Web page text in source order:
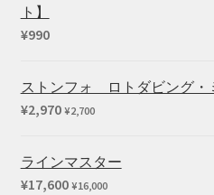
ト】
¥990
ストンフォ ロトダビング・
¥2,970 ¥2,700
ラインマスター
¥17,600 ¥16,000